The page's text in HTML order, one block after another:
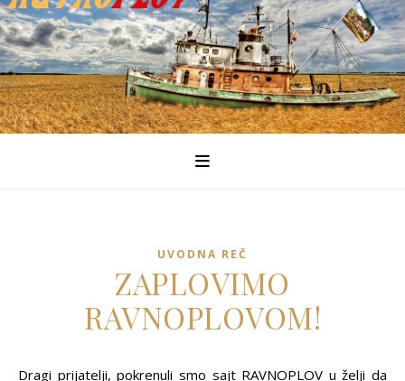
UVODNA REČ
ZAPLOVIMO
RAVNOPLOVOM!
Dragi prijatelji, pokrenuli smo sajt RAVNOPLOV u želji da